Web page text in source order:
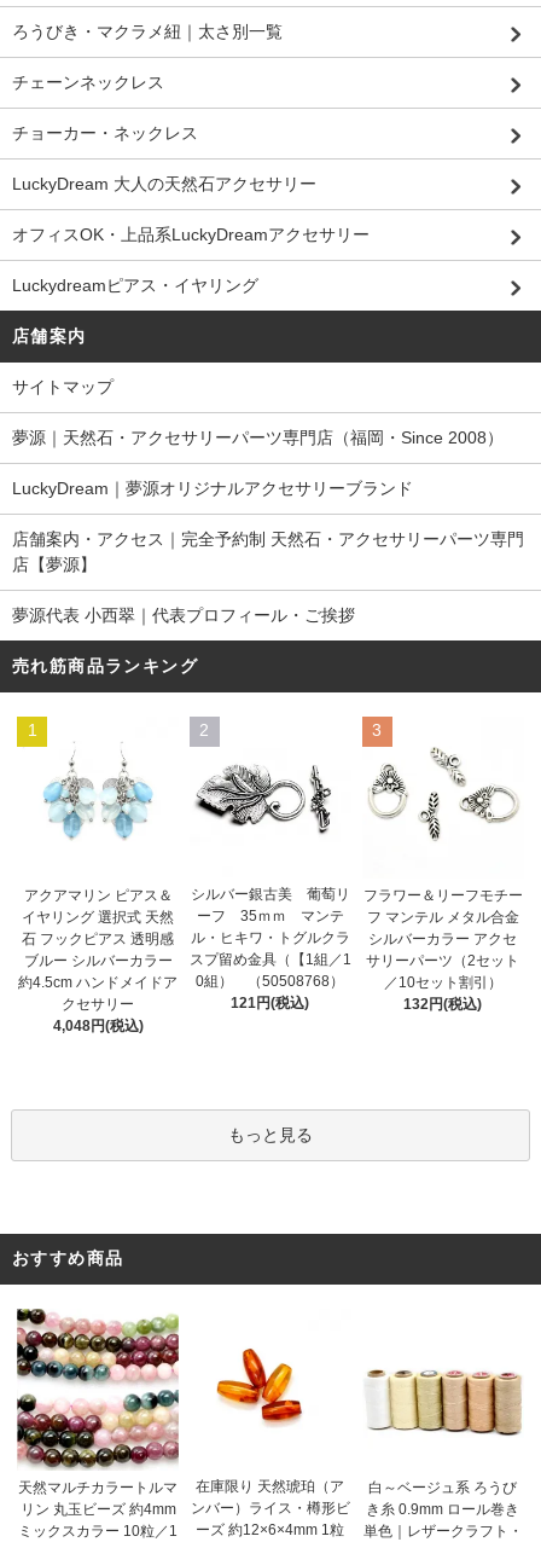
ろうびき・マクラメ紐｜太さ別一覧
チェーンネックレス
チョーカー・ネックレス
LuckyDream 大人の天然石アクセサリー
オフィスOK・上品系LuckyDreamアクセサリー
Luckydreamピアス・イヤリング
店舗案内
サイトマップ
夢源｜天然石・アクセサリーパーツ専門店（福岡・Since 2008）
LuckyDream｜夢源オリジナルアクセサリーブランド
店舗案内・アクセス｜完全予約制 天然石・アクセサリーパーツ専門
店【夢源】
夢源代表 小西翠｜代表プロフィール・ご挨拶
売れ筋商品ランキング
1
アクアマリン ピアス＆
イヤリング 選択式 天然
石 フックピアス 透明感
ブルー シルバーカラー
約4.5cm ハンドメイドア
クセサリー
4,048円(税込)
2
シルバー銀古美 葡萄リ
ーフ 35ｍｍ マンテ
ル・ヒキワ・トグルクラ
スプ留め金具（【1組／1
0組） （50508768）
121円(税込)
3
フラワー＆リーフモチー
フ マンテル メタル合金
シルバーカラー アクセ
サリーパーツ（2セット
／10セット割引）
132円(税込)
もっと見る
おすすめ商品
天然マルチカラートルマ
リン 丸玉ビーズ 約4mm
ミックスカラー 10粒／1
在庫限り 天然琥珀（ア
ンバー）ライス・樽形ビ
ーズ 約12×6×4mm 1粒
白～ベージュ系 ろうび
き糸 0.9mm ロール巻き
単色｜レザークラフト・